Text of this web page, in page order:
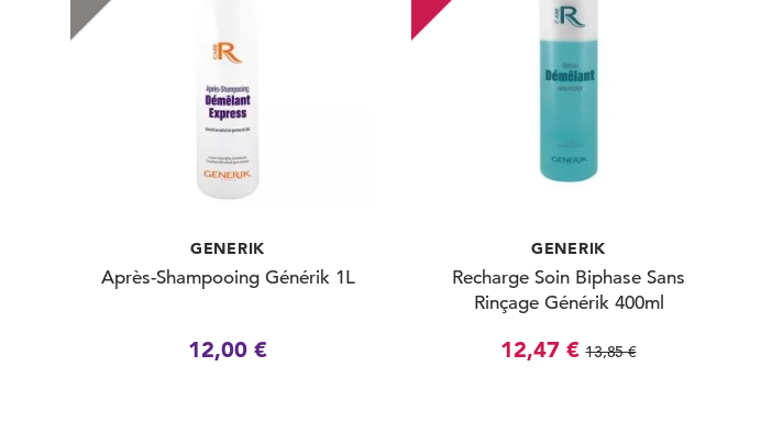
GENERIK
Après-Shampooing Générik 1L
12,00 €
GENERIK
Recharge Soin Biphase Sans
Rinçage Générik 400ml
12,47 € 13,85 €